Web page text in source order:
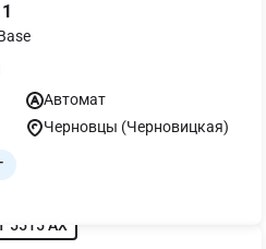
• 3.0 CDI AT (204 к.с.) • Base
Автомат
Черновцы (Черновицкая)
5515 AX